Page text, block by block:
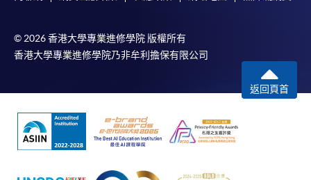
© 2026 香港大學專業進修學院 版權所有
香港大學專業進修學院乃非牟利擔保有限公司
返回頁首